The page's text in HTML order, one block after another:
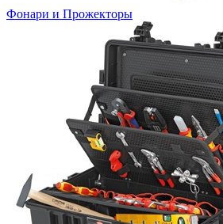
Фонари и Прожекторы